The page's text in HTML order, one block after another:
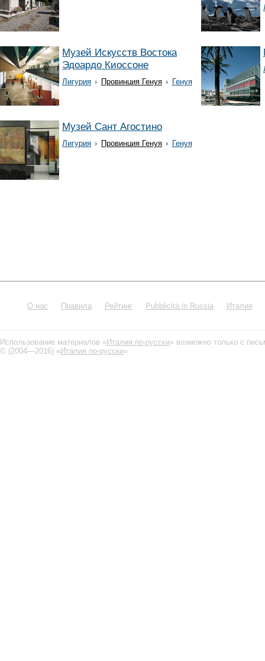
Музей Искусств Востока
Эдоардо Киоссоне
Лигурия › Провинция Генуя › Генуя
Музей Сант Агостино
Лигурия › Провинция Генуя › Генуя
О нас Правила Рейтинг Pubblicità in Russia Италия
Использование материалов «Италия по-русски» возможно только с
© (2004—2016) «Италия по-русски»